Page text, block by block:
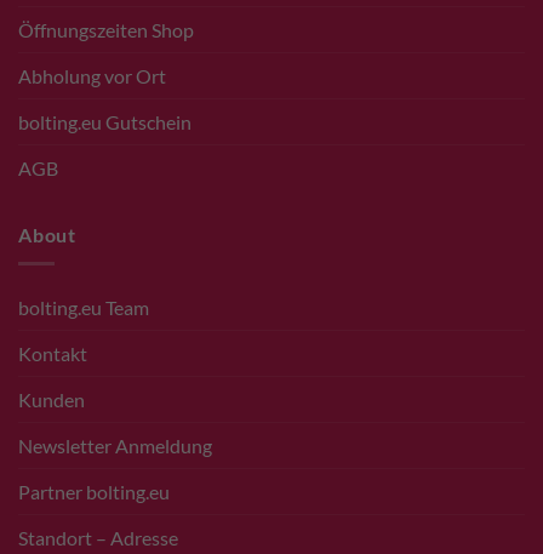
Öffnungszeiten Shop
Abholung vor Ort
bolting.eu Gutschein
AGB
About
bolting.eu Team
Kontakt
Kunden
Newsletter Anmeldung
Partner bolting.eu
Standort – Adresse